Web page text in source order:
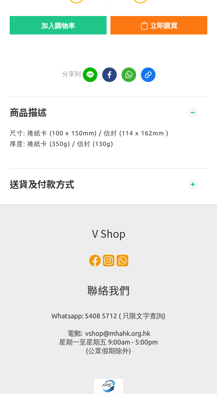
加入購物車 立即購買
分享到
商品描述
尺寸: 捲紙卡 (100 x 150mm) / 信封 (114 x 162mm )
厚度: 捲紙卡 (350g) / 信封 (130g)
送貨及付款方式
V Shop
聯絡我們
Whatsapp: 5408 5712 ( 只限文字查詢)
電郵: vshop@mhahk.org.hk
星期一至星期五 9:00am - 5:00pm
(公眾假期除外)